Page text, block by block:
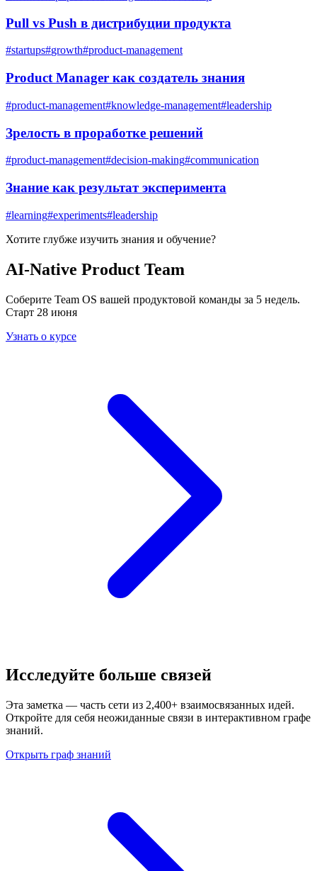
Pull vs Push в дистрибуции продукта
#startups#growth#product-management
Product Manager как создатель знания
#product-management#knowledge-management#leadership
Зрелость в проработке решений
#product-management#decision-making#communication
Знание как результат эксперимента
#learning#experiments#leadership
Хотите глубже изучить знания и обучение?
AI-Native Product Team
Соберите Team OS вашей продуктовой команды за 5 недель.
Старт 28 июня
Узнать о курсе
Исследуйте больше связей
Эта заметка — часть сети из 2,400+ взаимосвязанных идей.
Откройте для себя неожиданные связи в интерактивном графе
знаний.
Открыть граф знаний